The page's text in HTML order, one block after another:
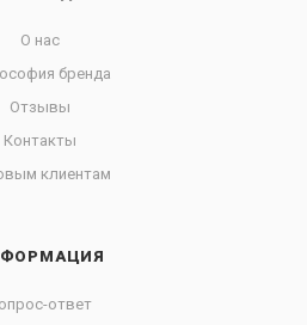
О нас
бренда
Отзывы
Контакты
клиентам
ответ